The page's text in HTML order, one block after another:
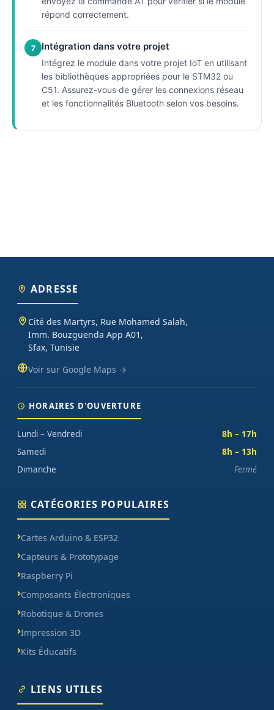
répond correctement.
7 Intégration dans votre projet
Intégrez le module dans votre projet IoT en utilisant
les bibliothèques appropriées pour le STM32 ou
C51. Assurez-vous de gérer les connexions réseau
et les fonctionnalités Bluetooth selon vos besoins.
ADRESSE
Cité des Martyrs, Rue Mohamed Salah,
Imm. Bouzguenda App A01,
Sfax, Tunisie
Voir sur Google Maps →
HORAIRES D'OUVERTURE
Lundi – Vendredi
8h – 17h
Samedi
8h – 13h
Dimanche
Fermé
CATÉGORIES POPULAIRES
Cartes Arduino & ESP32
Capteurs & Prototypage
Raspberry Pi
Composants Électroniques
Robotique & Drones
Impression 3D
Kits Éducatifs
LIENS UTILES